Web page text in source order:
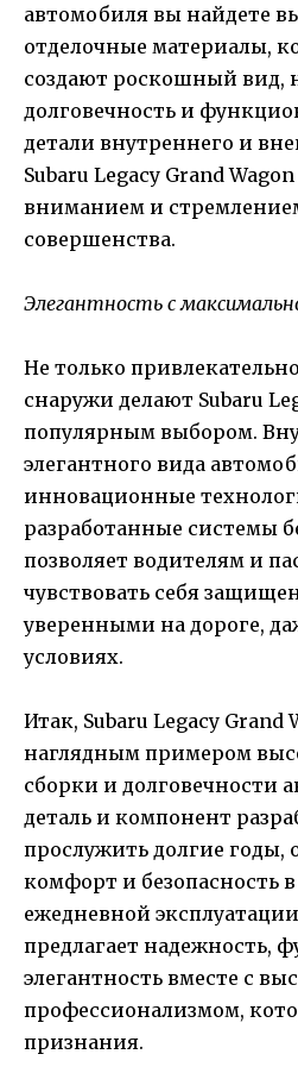
автомобиля вы найдете
отделочные материалы,
создают роскошный вид,
долговечность и
детали внутреннего и
Subaru Legacy Grand
вниманием и
совершенства.
Элегантность с
Не только
снаружи делают Subaru
популярным выбором.
элегантного вида
инновационные
разработанные системы
позволяет водителям и
чувствовать себя
уверенными на дороге,
условиях.
Итак, Subaru Legacy Grand
наглядным примером
сборки и долговечности
деталь и компонент
прослужить долгие годы,
комфорт и безопасность в
ежедневной
предлагает надежность,
элегантность вместе с
профессионализмом,
признания.